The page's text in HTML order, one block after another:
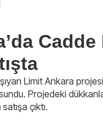
Cadde
Limit Ankara
Projedeki
satışa çıktı.